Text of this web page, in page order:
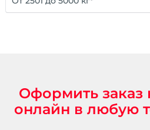
Оформить заказ
онлайн в любую